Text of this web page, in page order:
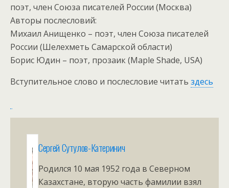
поэт, член Союза писателей России (Москва)
Авторы послесловий:
Михаил Анищенко – поэт, член Союза писателей
России (Шелехметь Самарской области)
Борис Юдин – поэт, прозаик (Maple Shade, USA)
Вступительное слово и послесловие читать здесь
Сергей Сутулов-Катеринич
Родился 10 мая 1952 года в Северном
Казахстане, вторую часть фамилии взял